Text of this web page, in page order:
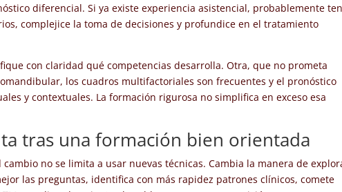
diferencial. Si ya existe experiencia asistencial, probablemente
complejice la toma de decisiones y profundice en el tratamiento
con claridad qué competencias desarrolla. Otra, que no prometa
los cuadros multifactoriales son frecuentes y el pronóstico
y contextuales. La formación rigurosa no simplifica en exceso esa
tras una formación bien orientada
no se limita a usar nuevas técnicas. Cambia la manera de
las preguntas, identifica con más rapidez patrones clínicos, comete